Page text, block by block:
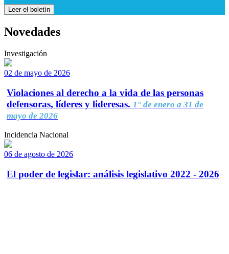
Leer el boletín
Novedades
Investigación
02 de mayo de 2026
Violaciones al derecho a la vida de las personas
defensoras, líderes y lideresas. 1° de enero a 31 de
mayo de 2026
Incidencia Nacional
06 de agosto de 2026
El poder de legislar: análisis legislativo 2022 - 2026